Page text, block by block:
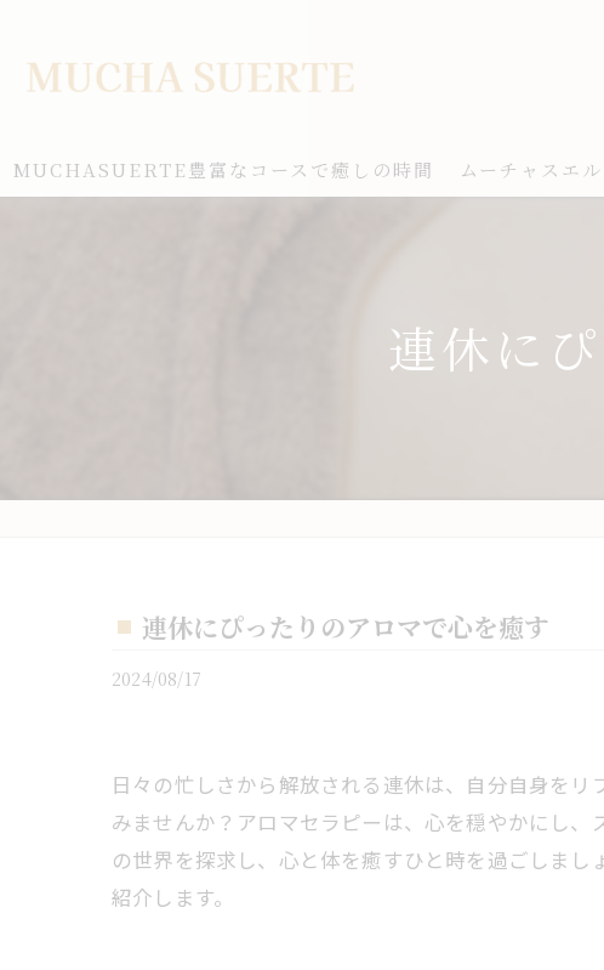
MUCHASUERTE豊富なコースで癒しの時間 ムーチャスエ
連休に
連休にぴったりのアロマで心を癒す
2024/08/17
日々の忙しさから解放される連休は、自分自身を
みませんか？アロマセラピーは、心を穏やかにし
の世界を探求し、心と体を癒すひと時を過ごしま
紹介します。